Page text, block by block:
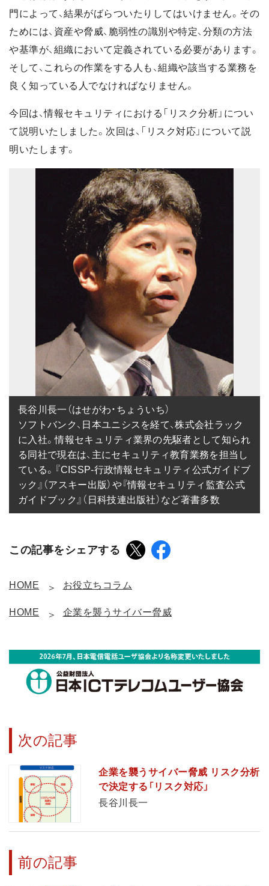
門によって、結果がばらついたりしてはいけません。その
ためには、資産や脅威、脆弱性の識別や特定、分類の方法
や基準が、組織において定義されている必要があります。
そして、これらの作業をする人も、組織や該当する業務を
良く知っている人でなければなりません。
今回は、情報セキュリティにおける「リスク分析」につい
て説明いたしました。次回は、「リスク対応」について説
明いたします。
長谷川長一（はせがわ・ちょういち）
ソフトバンク、日本ユニシスを経て、株式会社ラック
に入社。情報セキュリティ業界の先駆者として知られ
る同社で現在は、主にセキュリティ教育業務を担当し
ている。『CISSP-行政情報セキュリティ公式ガイドブ
ック』（アスキー出版）や『情報セキュリティ監査公式
ガイドブック』（日科技連出版社）など著書多数
この記事をシェアする
HOME お役立ちコラム
HOME 企業を襲うサイバー脅威
次の記事
企業を襲うサイバー脅威 リスク分析
で決定する「リスク対応」
長谷川長一
前の記事